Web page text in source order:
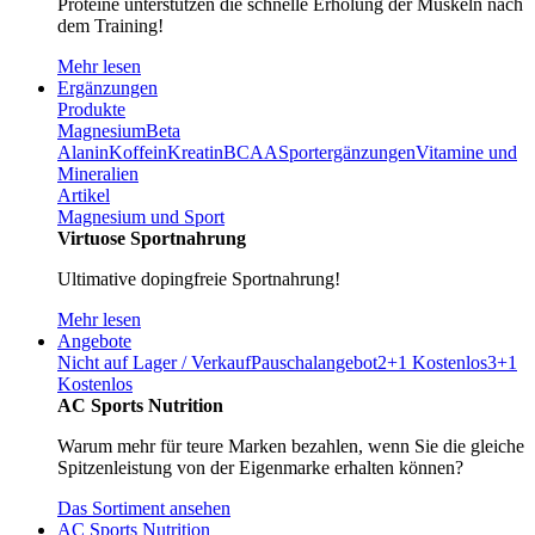
Proteine unterstützen die schnelle Erholung der Muskeln nach
dem Training!
Mehr lesen
Ergänzungen
Produkte
MagnesiumBeta
AlaninKoffeinKreatinBCAASportergänzungenVitamine und
Mineralien
Artikel
Magnesium und Sport
Virtuose Sportnahrung
Ultimative dopingfreie Sportnahrung!
Mehr lesen
Angebote
Nicht auf Lager / VerkaufPauschalangebot2+1 Kostenlos3+1
Kostenlos
AC Sports Nutrition
Warum mehr für teure Marken bezahlen, wenn Sie die gleiche
Spitzenleistung von der Eigenmarke erhalten können?
Das Sortiment ansehen
AC Sports Nutrition